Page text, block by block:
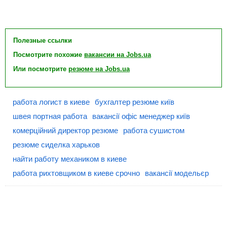
Полезные ссылки
Посмотрите похожие вакансии на Jobs.ua
Или посмотрите резюме на Jobs.ua
работа логист в киеве бухгалтер резюме київ
швея портная работа
вакансії офіс менеджер київ
комерційний директор резюме
работа сушистом
резюме сиделка харьков
найти работу механиком в киеве
работа рихтовщиком в киеве срочно
вакансії модельєр